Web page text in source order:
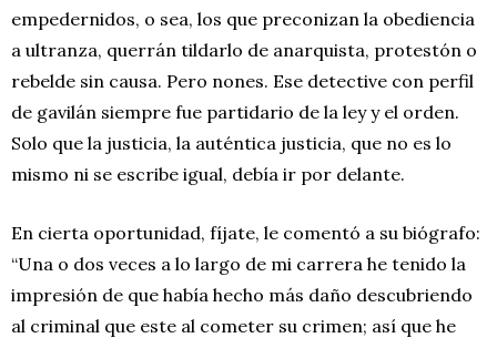
empedernidos, o sea, los que preconizan la obediencia
a ultranza, querrán tildarlo de anarquista, protestón o
rebelde sin causa. Pero nones. Ese detective con perfil
de gavilán siempre fue partidario de la ley y el orden.
Solo que la justicia, la auténtica justicia, que no es lo
mismo ni se escribe igual, debía ir por delante.
En cierta oportunidad, fíjate, le comentó a su biógrafo:
“Una o dos veces a lo largo de mi carrera he tenido la
impresión de que había hecho más daño descubriendo
al criminal que este al cometer su crimen; así que he